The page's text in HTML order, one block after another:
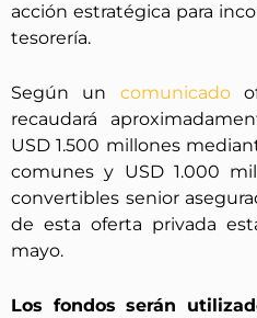
acción estratégica para
tesorería.
Según un comunicado
recaudará
USD 1.500 millones
comunes y USD 1.000
convertibles senior
de esta oferta privada
mayo.
Los fondos serán